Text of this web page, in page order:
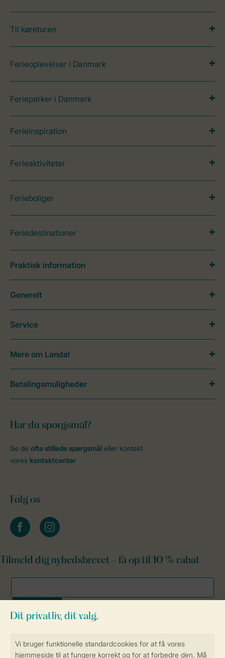
Sikker og hurtig online booking
Til køreturen
Ferieoplevelser i Danmark
Ferieparker i Danmark
Ferieinspiration
Ferieaktiviteter
Ferieboliger
Feriedestinationer
Har du spørgsmål?
Se de ofte stillede spørgsmål eller kontakt
vores kontaktcenter
Følg os
facebookinstagram
Tilmeld dig nyhedsbrevet - få op til 10 % rabat
Praktisk information
Generelt
Service
Mere om Landal
Betalingsmuligheder